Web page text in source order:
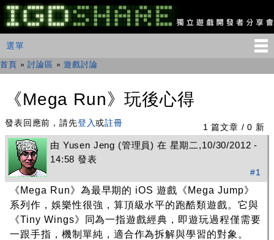
移
至
主
IGDSHARE
獨
遊
分
享
主選單
選單
您在這裡
首頁 »討論區 »遊戲討論
《Mega Run》玩後心得
1 篇文章 / 0 新
發表回應前，請先登入或註冊
由 Yusen Jeng (管理員) 在 星期二,10/30/2012 -
14:58 發表
#1
《Mega Run》為最早期的 iOS 遊戲《Mega Jump》
系列作，娛樂性很強，算頂級水平的跑酷類遊戲。它與
《Tiny Wings》同為一指遊戲經典，即遊玩過程僅需要
一跟手指，機制單純，適合作為拆解與學習的對象。